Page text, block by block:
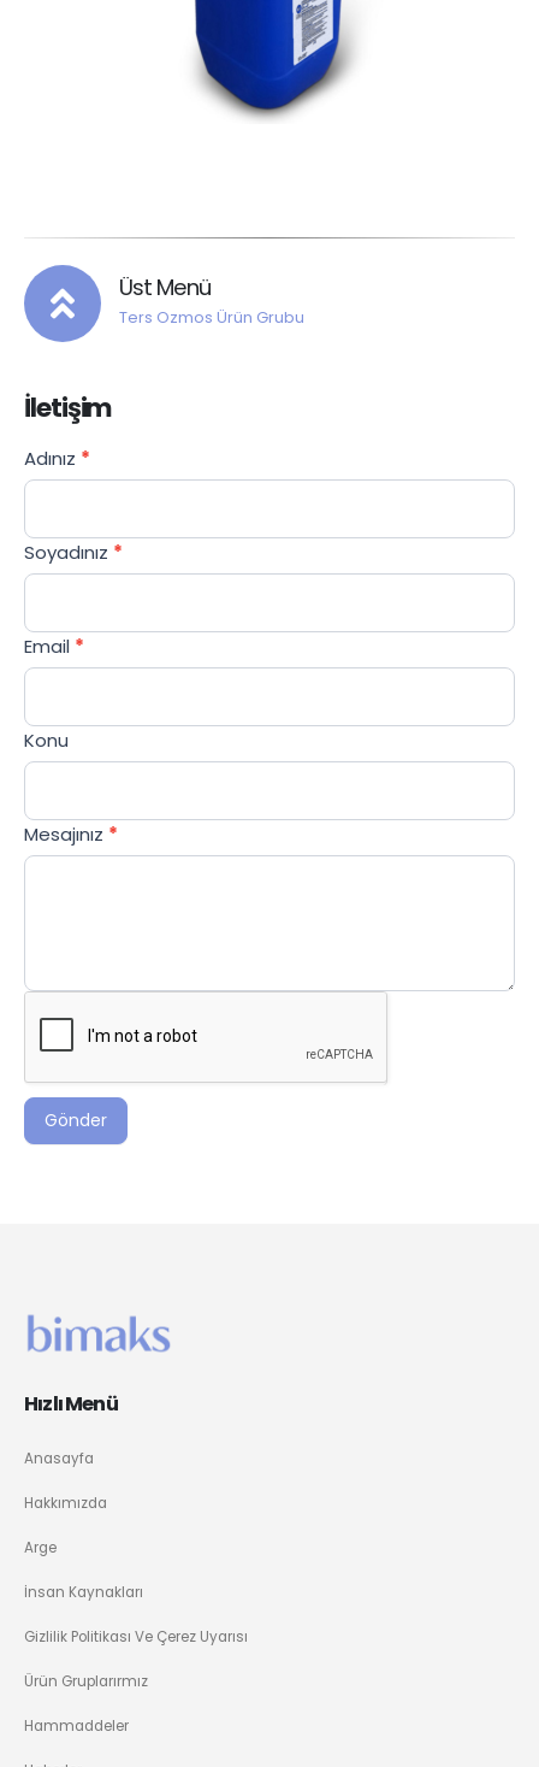
Üst Menü
Ters Ozmos Ürün Grubu
İletişim
Contact
Us
Adınız *
Soyadınız *
Email *
Konu
Mesajınız *
Gönder
If you
are
leave
this
blank.
Hızlı Menü
Anasayfa
Hakkımızda
Arge
İnsan Kaynakları
Gizlilik Politikası Ve Çerez Uyarısı
Ürün Gruplarırmız
Hammaddeler